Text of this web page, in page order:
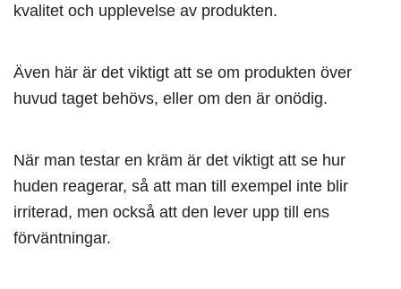
kvalitet och upplevelse av produkten.
Även här är det viktigt att se om produkten över
huvud taget behövs, eller om den är onödig.
När man testar en kräm är det viktigt att se hur
huden reagerar, så att man till exempel inte blir
irriterad, men också att den lever upp till ens
förväntningar.